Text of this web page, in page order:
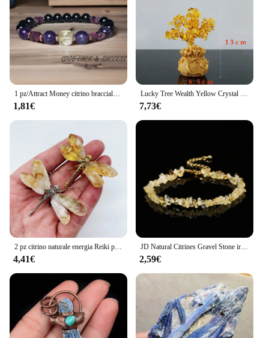
1 pz/Attract Money citrino braccialetto di protezione dall'embossio granato nero tormalina ametista braccialetto di successo guarigione sollievo dallo Stress
1,81€
Lucky Tree Wealth Yellow Crystal Natural Money Ornaments Bonsai Style Luck Feng Shui Craft Citrine Tree per portare ricchezza True
7,73€
2 pz citrino naturale energia Reiki pietra libellula intaglio decorazione cristallo quarzo guarigione pietra preziosa di alta qualità per il regalo
4,41€
JD Natural Citrines Gravel Stone irugualr Chip Chakra bracciale donna Fashion Jewelry Reiki Healing regali di compleanno regolabili
2,59€